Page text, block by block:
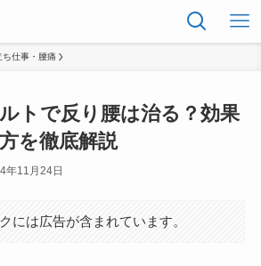
ち仕事・腰痛
トで反り腰は治る？効果
を徹底解説
年11月24日
には広告が含まれています。